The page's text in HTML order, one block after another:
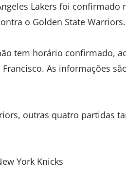
Lakers foi
o Golden State Warriors.
tem horário confirmado,
Francisco. As informações
outras quatro partidas
York Knicks